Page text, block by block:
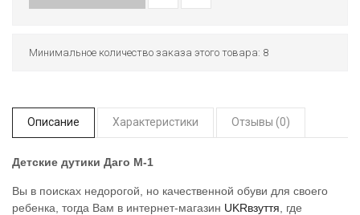
Минимальное количество заказа этого товара: 8
Описание Характеристики Отзывы (0)
Детские дутики Даго М-1
Вы в поисках недорогой, но качественной обуви для своего
ребенка, тогда Вам в интернет-магазин UKRвзуття , где